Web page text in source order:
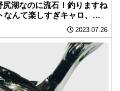
湖なのに流石！釣りますね
んて楽しすぎ️キャロ、
2023.07.26